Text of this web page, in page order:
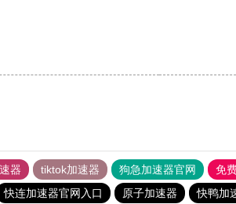
器 tiktok加速器 狗急加速器官网 免
快连加速器官网入口 原子加速器 快鸭加